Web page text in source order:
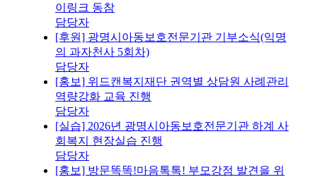
이링크 동참
담당자
[후원] 광명시아동보호전문기관 기부소식(익명
의 과자천사 5회차)
담당자
[홍보] 위드캔복지재단 권역별 상담원 사례관리
역량강화 교육 진행
담당자
[실습] 2026년 광명시아동보호전문기관 하계 사
회복지 현장실습 진행
담당자
[홍보] 방문똑똑!마음톡톡! 부모강점 발견을 위